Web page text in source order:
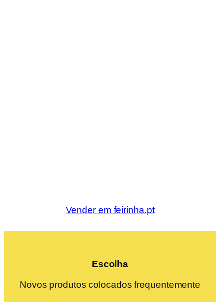
Vender em feirinha.pt
Escolha
Novos produtos colocados frequentemente